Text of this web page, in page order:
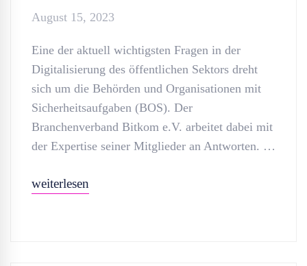
August 15, 2023
Eine der aktuell wichtigsten Fragen in der
Digitalisierung des öffentlichen Sektors dreht
sich um die Behörden und Organisationen mit
Sicherheitsaufgaben (BOS). Der
Branchenverband Bitkom e.V. arbeitet dabei mit
der Expertise seiner Mitglieder an Antworten. …
weiterlesen